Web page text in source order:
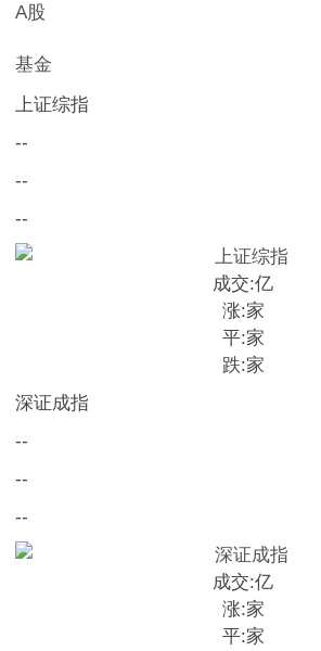
A股
基金
上证综指
--
--
--
成交:亿
涨:家
平:家
跌:家
深证成指
--
--
--
成交:亿
涨:家
平:家